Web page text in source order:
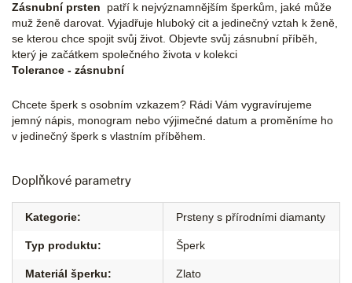
Zásnubní prsten patří k nejvýznamnějším šperkům, jaké může
muž ženě darovat. Vyjadřuje hluboký cit a jedinečný vztah k ženě,
se kterou chce spojit svůj život. Objevte svůj zásnubní příběh,
který je začátkem společného života v kolekci
Tolerance - zásnubní
Chcete šperk s osobním vzkazem? Rádi Vám vygravírujeme
jemný nápis, monogram nebo výjimečné datum a proměníme ho
v jedinečný šperk s vlastním příběhem.
Doplňkové parametry
Kategorie: Prsteny s přírodními diamanty
Typ produktu: Šperk
Materiál šperku: Zlato